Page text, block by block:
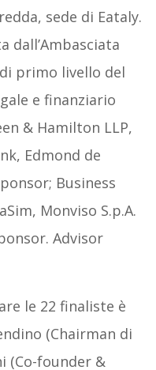
sede di Eataly.
dall’Ambasciata
primo livello del
e finanziario
& Hamilton LLP,
Edmond de
Business
Monviso S.p.A.
Advisor
le 22 finaliste è
(Chairman di
(Co-founder &